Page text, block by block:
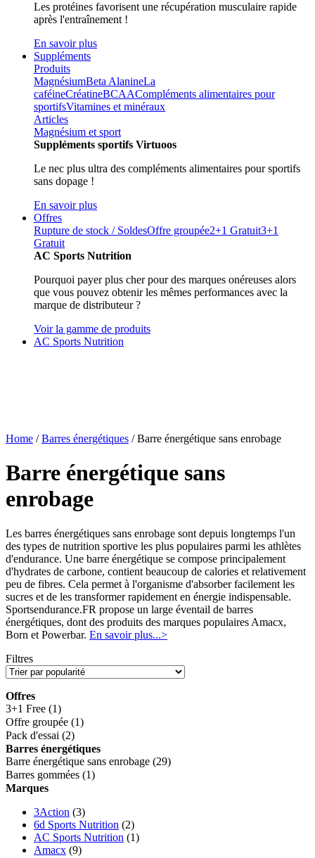
Les protéines favorisent une récupération musculaire rapide
après l'entraînement !
En savoir plus
Suppléments
Produits
MagnésiumBeta AlanineLa
caféineCréatineBCAACompléments alimentaires pour
sportifsVitamines et minéraux
Articles
Magnésium et sport
Suppléments sportifs Virtuoos
Le nec plus ultra des compléments alimentaires pour sportifs
sans dopage !
En savoir plus
Offres
Rupture de stock / SoldesOffre groupée2+1 Gratuit3+1
Gratuit
AC Sports Nutrition
Pourquoi payer plus cher pour des marques onéreuses alors
que vous pouvez obtenir les mêmes performances avec la
marque de distributeur ?
Voir la gamme de produits
AC Sports Nutrition
Home /Barres énergétiques / Barre énergétique sans enrobage
Barre énergétique sans
enrobage
Les barres énergétiques sans enrobage sont depuis longtemps l'un
des types de nutrition sportive les plus populaires parmi les athlètes
d'endurance. Une barre énergétique se compose principalement
d'hydrates de carbone, contient beaucoup de calories et relativement
peu de fibres. Cela permet à l'organisme d'absorber facilement les
sucres et de les transformer rapidement en énergie indispensable.
Sportsendurance.FR propose un large éventail de barres
énergétiques, dont des produits des marques populaires Amacx,
Born et Powerbar. En savoir plus...>
Filtres
Offres
3+1 Free (1)
Offre groupée (1)
Pack d'essai (2)
Barres énergétiques
Barre énergétique sans enrobage (29)
Barres gommées (1)
Marques
3Action (3)
6d Sports Nutrition (2)
AC Sports Nutrition (1)
Amacx (9)